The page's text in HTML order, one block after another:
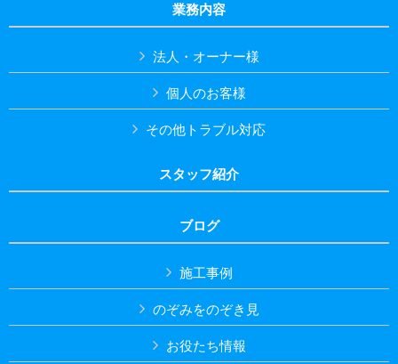
業務内容
法人・オーナー様
個人のお客様
その他トラブル対応
スタッフ紹介
ブログ
施工事例
のぞみをのぞき見
お役たち情報